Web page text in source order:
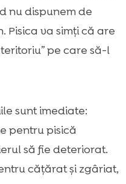
nu dispunem de
Pisica va simți că are
pe care să-l
sunt imediate:
pentru pisică
să fie deteriorat.
cățărat și zgâriat,